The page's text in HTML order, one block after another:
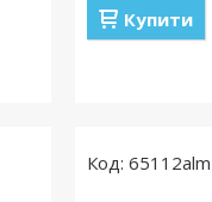
Купити
65112alm